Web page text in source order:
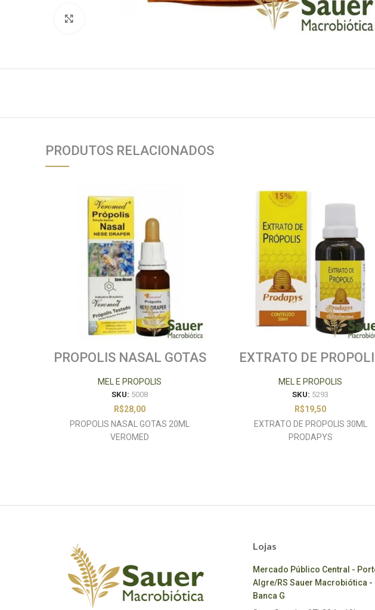
PRODUTOS RELACIONADOS
PROPOLIS NASAL GOTAS
MEL E PROPOLIS
SKU: 5008
R$28,00
PROPOLIS NASAL GOTAS 20ML
VEROMED
EXTRATO DE
MEL E PROPOLIS
SKU: 5293
R$19,50
EXTRATO DE PROPOLIS 30ML
PRODAPYS
Lojas
Mercado Público Central -
Algre/RS Sauer Macrobiótica -
Banca G